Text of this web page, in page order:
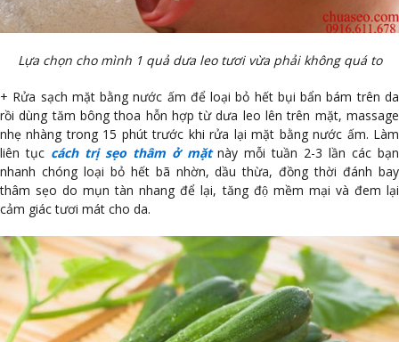
Lựa chọn cho mình 1 quả dưa leo tươi vừa phải không quá to
+ Rửa sạch mặt bằng nước ấm để loại bỏ hết bụi bẩn bám trên da
rồi dùng tăm bông thoa hỗn hợp từ dưa leo lên trên mặt, massage
nhẹ nhàng trong 15 phút trước khi rửa lại mặt bằng nước ấm. Làm
liên tục cách trị sẹo thâm ở mặtnày mỗi tuần 2-3 lần các bạn
nhanh chóng loại bỏ hết bã nhờn, dầu thừa, đồng thời đánh bay
thâm sẹo do mụn tàn nhang để lại, tăng độ mềm mại và đem lại
cảm giác tươi mát cho da.